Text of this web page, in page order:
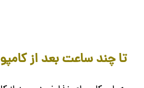
تا چند ساعت بعد از